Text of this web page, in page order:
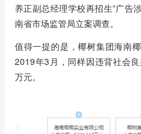
养正副总经理学校再招生”广告
南省市场监管局立案调查。
值得一提的是，椰树集团海南
2019年3月，同样因违背社会
万元。